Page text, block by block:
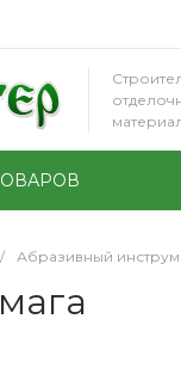
/ Абразивный